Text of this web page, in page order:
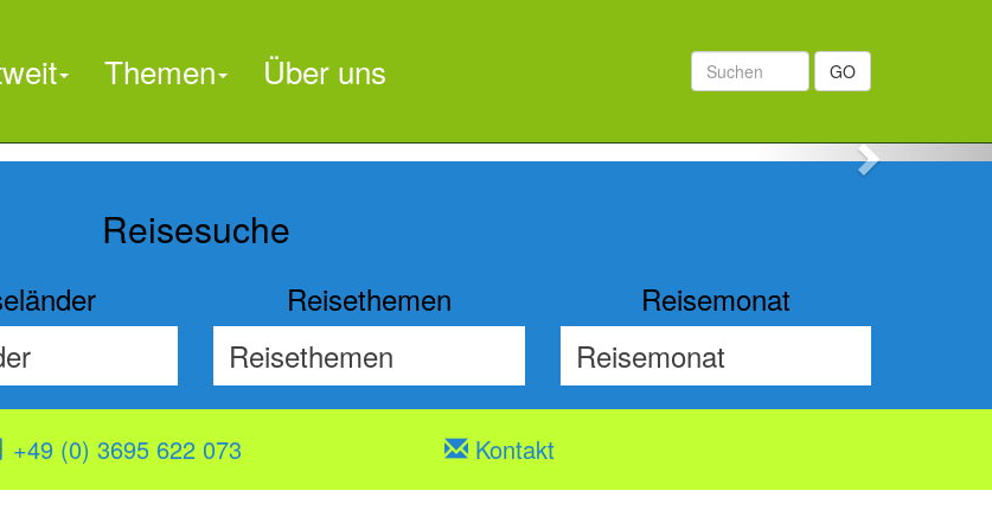

Next
GO
Themen Über uns
Reisesuche
Reisethemen Reisemonat
+49 (0) 3695 622 073 Kontakt